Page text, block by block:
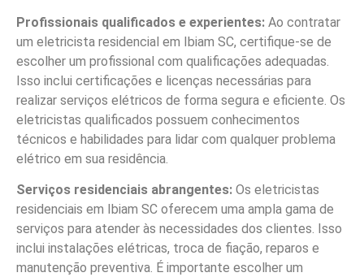
Profissionais qualificados e experientes: Ao contratar
um eletricista residencial em Ibiam SC, certifique-se de
escolher um profissional com qualificações adequadas.
Isso inclui certificações e licenças necessárias para
realizar serviços elétricos de forma segura e eficiente. Os
eletricistas qualificados possuem conhecimentos
técnicos e habilidades para lidar com qualquer problema
elétrico em sua residência.
Serviços residenciais abrangentes: Os eletricistas
residenciais em Ibiam SC oferecem uma ampla gama de
serviços para atender às necessidades dos clientes. Isso
inclui instalações elétricas, troca de fiação, reparos e
manutenção preventiva. É importante escolher um